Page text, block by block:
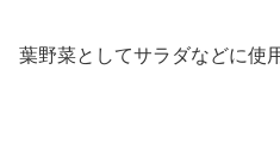
葉野菜としてサラダなどに使